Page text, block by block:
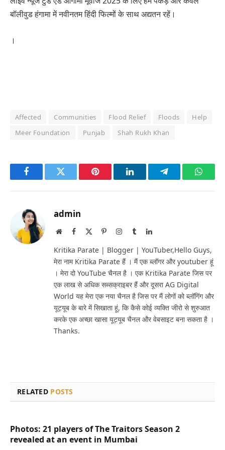
बॉलीवुड हंगामा में नवीनतम हिंदी फिल्मों के साथ अद्यतन रहें।
।
Affected Communities Flood Relief Floods
Help
Meer Foundation
Punjab Shah Rukh Khan
FacebookTwitter Pinterest LinkedInTelegram
admin
WebsiteFacebook PinterestInstagram
TumblrLinkedIn
Kritika Parate | Blogger | YouTuber,Hello Guys,
मेरा नाम Kritika Parate हैं । मैं एक ब्लॉगर और youtuber हूं
। मेरा दो YouTube चैनल है । एक Kritika Parate जिस पर
एक लाख से अधिक सब्सक्राइबर हैं और दूसरा AG Digital
World यह मेरा एक नया चैनल है जिस पर मैं लोगों को ब्लॉगिंग और
यूट्यूब के बारे में सिखाता हूं, कि कैसे कोई व्यक्ति जीरो से शुरुआत
करके एक अच्छा खासा यूट्यूब चैनल और वेबसाइट बना सकता है ।
Thanks.
RELATED POSTS
Photos: 21 players of The Traitors Season 2
revealed at an event in Mumbai